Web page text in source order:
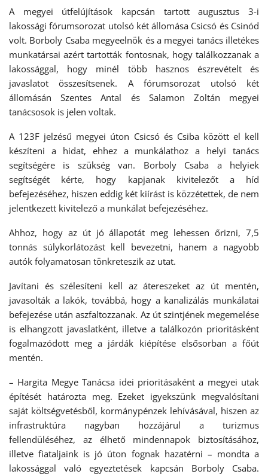
A megyei útfelújítások kapcsán tartott augusztus 3-i
lakossági fórumsorozat utolsó két állomása Csicsó és Csinód
volt. Borboly Csaba megyeelnök és a megyei tanács illetékes
munkatársai azért tartották fontosnak, hogy találkozzanak a
lakossággal, hogy minél több hasznos észrevételt és
javaslatot összesítsenek. A fórumsorozat utolsó két
állomásán Szentes Antal és Salamon Zoltán megyei
tanácsosok is jelen voltak.
A 123F jelzésű megyei úton Csicsó és Csiba között el kell
készíteni a hidat, ehhez a munkálathoz a helyi tanács
segítségére is szükség van. Borboly Csaba a helyiek
segítségét kérte, hogy kapjanak kivitelezőt a híd
befejezéséhez, hiszen eddig két kiírást is közzétettek, de nem
jelentkezett kivitelező a munkálat befejezéséhez.
Ahhoz, hogy az út jó állapotát meg lehessen őrizni, 7,5
tonnás súlykorlátozást kell bevezetni, hanem a nagyobb
autók folyamatosan tönkreteszik az utat.
Javítani és szélesíteni kell az átereszeket az út mentén,
javasolták a lakók, továbbá, hogy a kanalizálás munkálatai
befejezése után aszfaltozzanak. Az út szintjének megemelése
is elhangzott javaslatként, illetve a találkozón prioritásként
fogalmazódott meg a járdák kiépítése elsősorban a főút
mentén.
– Hargita Megye Tanácsa idei prioritásaként a megyei utak
építését határozta meg. Ezeket igyekszünk megvalósítani
saját költségvetésből, kormánypénzek lehívásával, hiszen az
infrastruktúra nagyban hozzájárul a turizmus
fellendüléséhez, az élhető mindennapok biztosításához,
illetve fiataljaink is jó úton fognak hazatérni – mondta a
lakossággal való egyeztetések kapcsán Borboly Csaba.